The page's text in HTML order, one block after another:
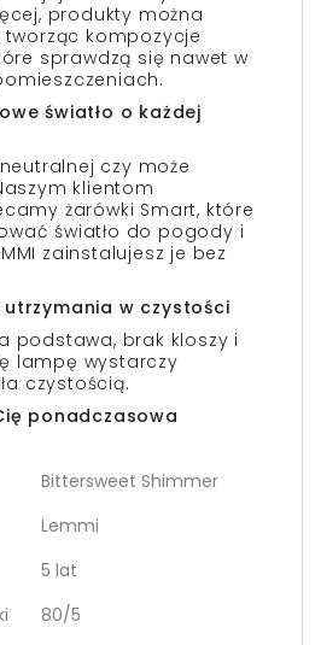
produkty można
tworząc kompozycje
sprawdzą się nawet w
światło o każdej
czy może
klientom
żarówki Smart, które
światło do pogody i
zainstalujesz je bez
utrzymania w czystości
podstawa, brak kloszy i
lampę wystarczy
czystością.
ponadczasowa
Bittersweet Shimmer
Lemmi
5 lat
80/5